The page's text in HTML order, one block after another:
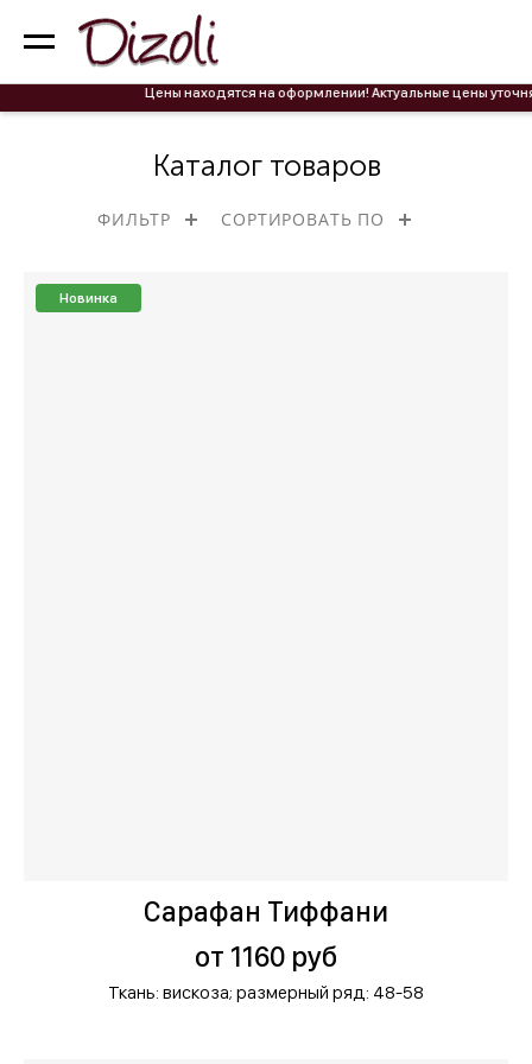
Цены находятся на оформлении! Актуальные цены уточняйте у
Каталог товаров
ФИЛЬТР СОРТИРОВАТЬ ПО
Новинка
Сарафан Тиффани
от 1160 руб
Ткань: вискоза; размерный ряд: 48-58